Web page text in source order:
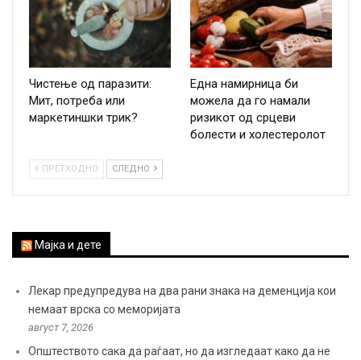
Чистење од паразити:
Мит, потреба или
маркетиншки трик?
Една намирница би
можела да го намали
ризикот од срцеви
болести и холестеролот
ПРЕТХОДНО СЛЕДНО
Мајка и дете
Лекар предупредува на два рани знака на деменција кои
немаат врска со меморијата
август 7, 2026
Општеството сака да раѓаат, но да изгледаат како да не